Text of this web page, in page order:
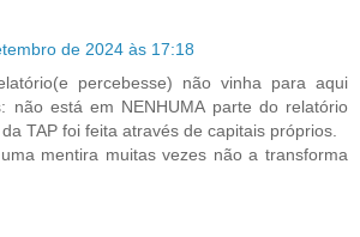
de 2024 às 17:18
percebesse) não vinha para aqui
não está em NENHUMA parte do relatório
TAP foi feita através de capitais próprios.
mentira muitas vezes não a transforma